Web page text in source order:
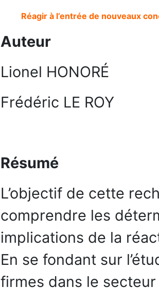
Réagir à l’entrée de nouveaux
Auteur
Lionel HONORÉ
Frédéric LE ROY
Résumé
L’objectif de cette
comprendre les
implications de la
En se fondant sur
firmes dans le